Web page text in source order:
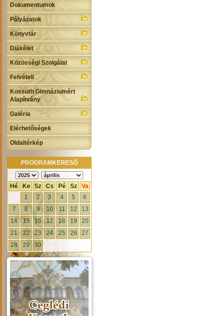
Dokumentumok
Pályázatok
Könyvtár
Diákélet
Közösségi Szolgálat
Felvételi
Kossuth Gimnáziumért
Alapítvány
Galéria
Elérhetőségek
Oldaltérkép
PROGRAMKERESŐ
Hé Ke Sz Cs Pé Sz
Va
1
2 3 4 5
6
7
8 9 10 11 12
13
14
15 16 17 18 19
20
21
22 23 24 25 26
27
28
29 30